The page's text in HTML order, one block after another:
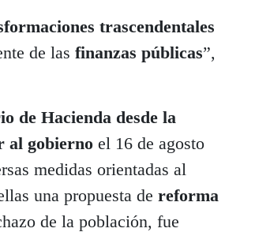
trascendentales
de las finanzas públicas”,
de Hacienda desde la
al gobierno el 16 de agosto
medidas orientadas al
una propuesta de reforma
de la población, fue